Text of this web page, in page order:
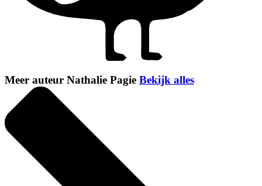
Meer auteur Nathalie Pagie Bekijk alles